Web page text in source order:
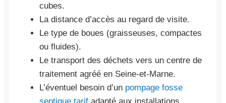
cubes.
La distance d’accès au regard de visite.
Le type de boues (graisseuses, compactes
ou fluides).
Le transport des déchets vers un centre de
traitement agréé en Seine-et-Marne.
L’éventuel besoin d’un pompage fosse